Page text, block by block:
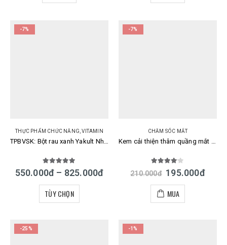
-7%
THỰC PHẨM CHỨC NĂNG ,VITAMIN
5.00 out of 5
550.000đ – 825.000đ
TÙY CHỌN
-7%
CHĂM SÓC MẮT
out of 5
210.000đ 195.000đ
MUA
-25% -1%